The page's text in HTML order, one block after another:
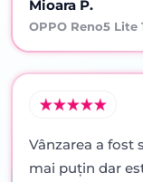
Mioara P.
OPPO Reno5 Lite
Vânzarea a fost
mai puţin dar